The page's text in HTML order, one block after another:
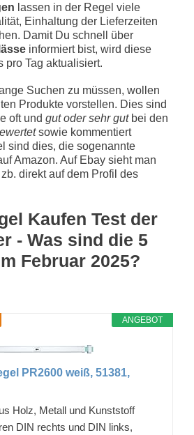
lassen in der Regel viele
Einhaltung der Lieferzeiten
Damit Du schnell über
informiert bist, wird diese
pro Tag aktualisiert.
Suchen zu müssen, wollen
Produkte vorstellen. Dies sind
oft und gut oder sehr gutbei den
sowie kommentiert
sind dies, die sogenannte
Amazon. Auf Ebay sieht man
direkt auf dem Profil des
Kaufen Test der
- Was sind die 5
Februar 2025?
ANGEBOT
PR2600 weiß, 51381,
Holz, Metall und Kunststoff
DIN rechts und DIN links,